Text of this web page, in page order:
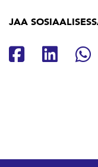
JAA
Jaa Jaa